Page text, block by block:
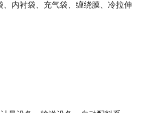
内衬袋、充气袋、缠绕膜、冷拉伸